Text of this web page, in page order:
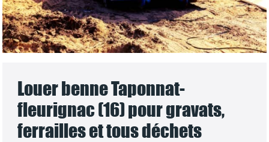
Louer benne Taponnat-
fleurignac (16) pour gravats,
ferrailles et tous déchets